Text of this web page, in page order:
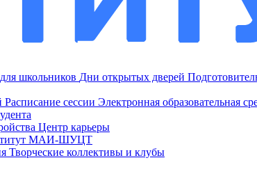
школьников Дни открытых дверей
Расписание сессии Электронная образовательная
Центр карьеры
МАИ-ШУЦТ
Творческие коллективы и клубы